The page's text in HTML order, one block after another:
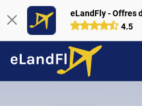
eLandFly - Offres
4.5